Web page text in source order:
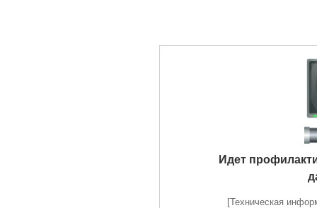
Идет
[Техническая